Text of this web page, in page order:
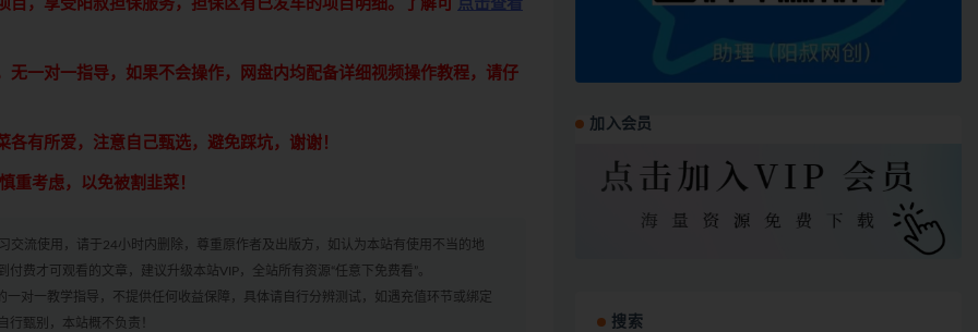
目，享受阳叔担保服务，担保区有已发车的项目明细。了解可
点击查看
一对一指导，如果不会操作，网盘内均配备详细视频操作教程，请仔
有所爱，注意自己甄选，避免踩坑，谢谢！
重考虑，以免被割韭菜！
交流使用，请于24小时内删除，尊重原作者及出版方，如认为本站有使用不当的地
费才可观看的文章，建议升级本站VIP，全站所有资源“任意下免费看”。
对一教学指导，不提供任何收益保障，具体请自行分辨测试，如遇充值环节或绑定
行甄别，本站概不负责！
加入会员
搜索